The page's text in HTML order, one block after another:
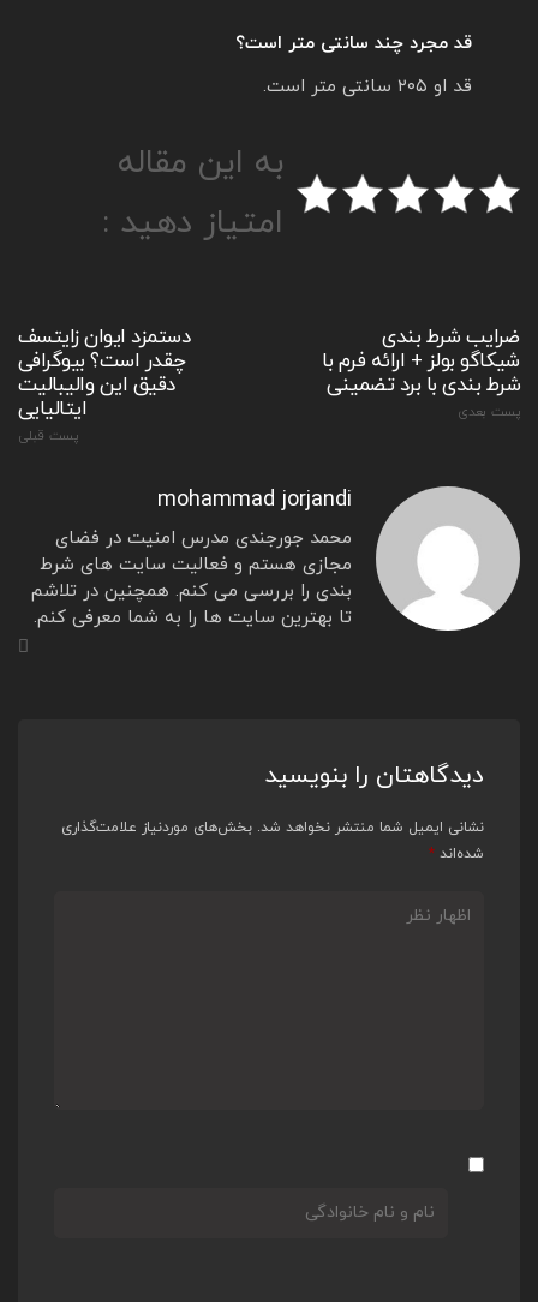
قد مجرد چند سانتی متر است؟
قد او ۲۰۵ سانتی متر است.
به این مقاله
امتیاز دهید :
دستمزد ایوان زایتسف
چقدر است؟ بیوگرافی
دقیق این والیبالیت
ایتالیایی
پست قبلی
ضرایب شرط بندی
شیکاگو بولز + ارائه فرم با
شرط بندی با برد تضمینی
پست بعدی
mohammad jorjandi
محمد جورجندی مدرس امنیت در فضای
مجازی هستم و فعالیت سایت های شرط
بندی را بررسی می کنم. همچنین در تلاشم
تا بهترین سایت ها را به شما معرفی کنم.
دیدگاهتان را بنویسید
نشانی ایمیل شما منتشر نخواهد شد. بخش‌های موردنیاز علامت‌گذاری
شده‌اند *